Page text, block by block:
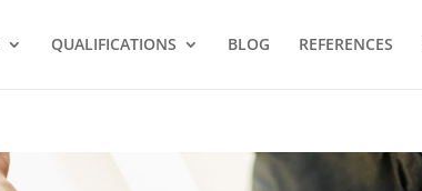
QUALIFICATIONS BLOG REFERENCES